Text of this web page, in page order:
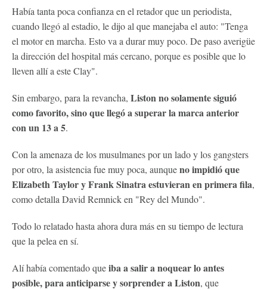
Había tanta poca confianza en el retador que un periodista,
cuando llegó al estadio, le dijo al que manejaba el auto: "Tenga
el motor en marcha. Esto va a durar muy poco. De paso averigüe
la dirección del hospital más cercano, porque es posible que lo
lleven allí a este Clay".
Sin embargo, para la revancha, Liston no solamente siguió
como favorito, sino que llegó a superar la marca anterior
con un 13 a 5.
Con la amenaza de los musulmanes por un lado y los gangsters
por otro, la asistencia fue muy poca, aunqueno impidió que
Elizabeth Taylor y Frank Sinatra estuvieran en primera fila,
como detalla David Remnick en "Rey del Mundo".
Todo lo relatado hasta ahora dura más en su tiempo de lectura
que la pelea en sí.
Alí había comentado queiba a salir a noquear lo antes
posible, para anticiparse y sorprender a Liston, que